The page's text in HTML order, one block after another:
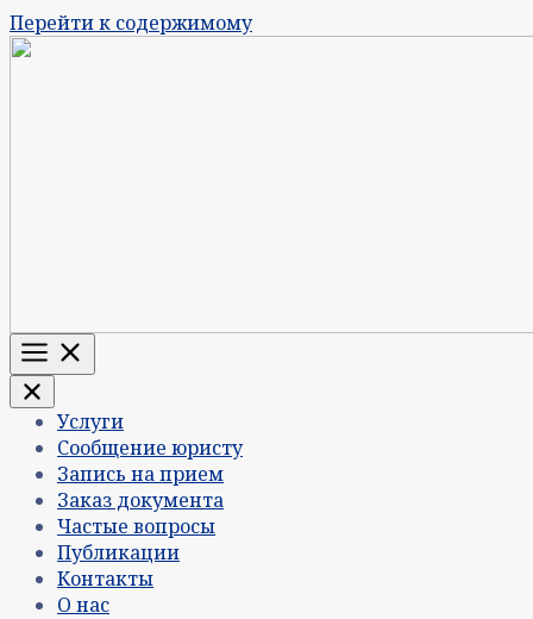
Перейти к содержимому
Меню
Услуги
Сообщение юристу
Запись на прием
Заказ документа
Частые вопросы
Публикации
Контакты
О нас